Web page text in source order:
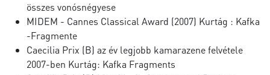
összes vonósnégyese
MIDEM - Cannes Classical Award (2007) Kurtág : Kafka
-Fragmente
Caecilia Prix (B) az év legjobb kamarazene felvétele
2007-ben Kurtág: Kafka Fragments